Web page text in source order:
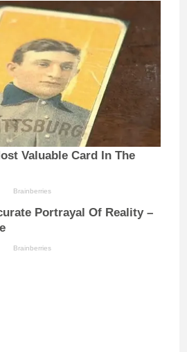
Valuable Card In The
Brainberries
Portrayal Of Reality –
Brainberries